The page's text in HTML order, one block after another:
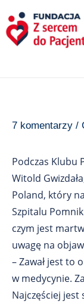
do
treści
7 komentarzy /
Podczas Klubu
Witold
Poland, który
Szpitalu
czym jest
uwagę na
– Zawał jest to
w medycynie.
Najczęściej